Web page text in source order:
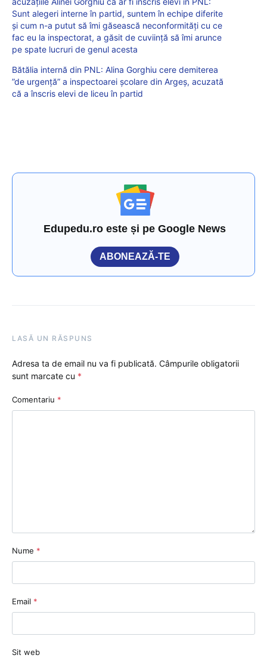
Sunt alegeri interne în partid, suntem în echipe diferite
și cum n-a putut să îmi găsească neconformități cu ce
fac eu la inspectorat, a găsit de cuviință să îmi arunce
pe spate lucruri de genul acesta
Bătălia internă din PNL: Alina Gorghiu cere demiterea
”de urgență” a inspectoarei școlare din Argeș, acuzată
că a înscris elevi de liceu în partid
Edupedu.ro este și pe Google News
ABONEAZĂ-TE
LASĂ UN RĂSPUNS
Adresa ta de email nu va fi publicată. Câmpurile obligatorii
sunt marcate cu *
Comentariu *
Nume *
Email *
Sit web